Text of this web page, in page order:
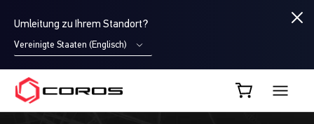
Umleitung zu Ihrem Standort?
Vereinigte Staaten (Englisch)
COROS DE